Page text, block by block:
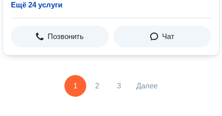
Ещё 24 услуги
Позвонить Чат
1 2 3 Далее